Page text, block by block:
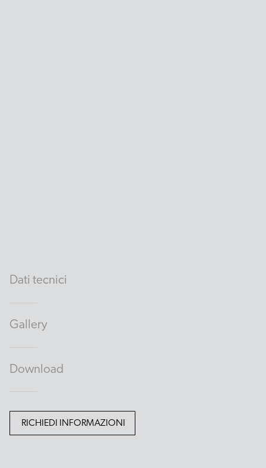
Dati tecnici
Gallery
Download
RICHIEDI INFORMAZIONI